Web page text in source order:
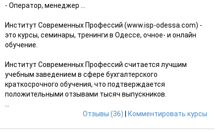
- Оператор, менеджер ...
Институт Современных Профессий (www.isp-odessa.com) -
это курсы, семинары, тренинги в Одессе, очное- и онлайн
обучение.
Институт Современных Профессий считается лучшим
учебным заведением в сфере бухгалтерского
краткосрочного обучения, что подтверждается
положительными отзывами тысяч выпускников.
Отзывы (36)
Комментировать курсы